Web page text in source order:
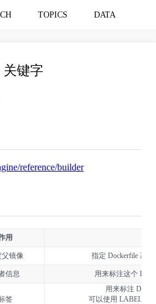
TOPICS DATA
关键字
reference/builder
用
父镜像 指定 Dockerfile 基
信息 用来标注这个
签
用来标注
可以使用 LABEL 代